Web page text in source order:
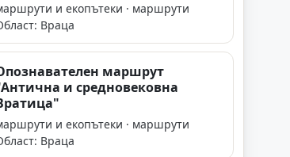
и екопътеки · маршрути
Враца
маршрут
и средновековна
и екопътеки · маршрути
Враца